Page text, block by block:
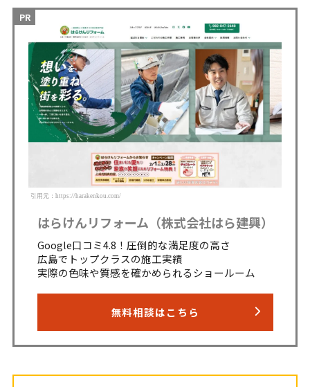
引用元：https://harakenkou.com/
はらけんリフォーム（株式会社はら建興）
Google口コミ4.8！圧倒的な満足度の高さ
広島でトップクラスの施工実績
実際の色味や質感を確かめられるショールーム
無料相談はこちら